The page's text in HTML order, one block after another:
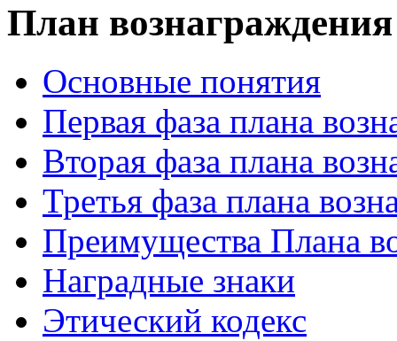
План вознаграждения
Основные понятия
Первая фаза плана
Вторая фаза плана
Третья фаза плана
Преимущества Плана
Наградные знаки
Этический кодекс